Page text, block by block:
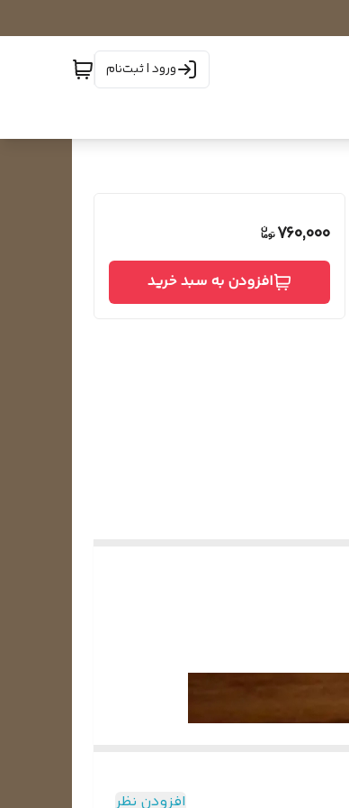
ورود | ثبت‌نام
760,000
افزودن به سبد خرید
افزودن نظر